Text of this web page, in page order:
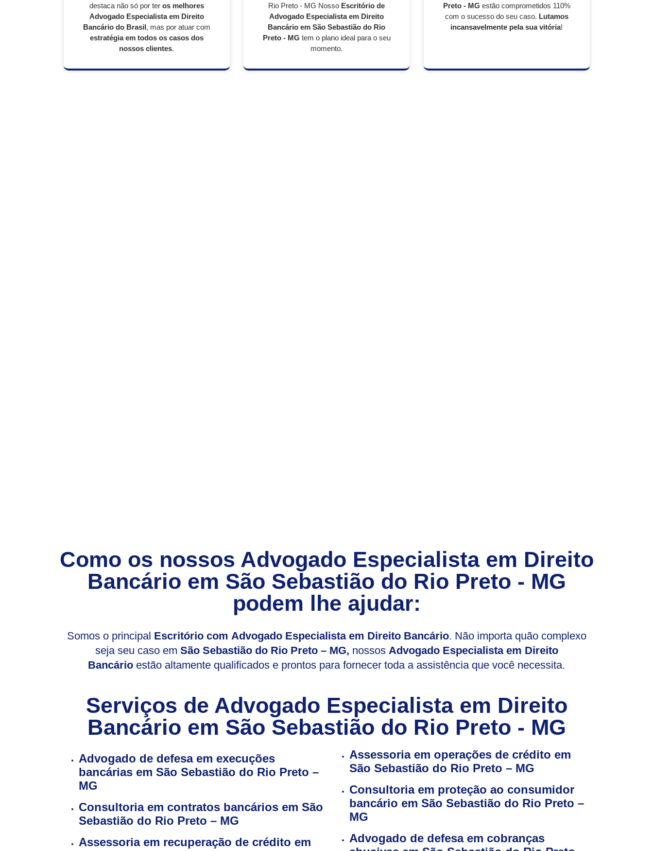
destaca não só por ter os melhores
Advogado Especialista em Direito
Bancário do Brasil, mas por atuar com
estratégia em todos os casos dos
nossos clientes.
Rio Preto - MG Nosso Escritório de
Advogado Especialista em Direito
Bancário em São Sebastião do Rio
Preto - MG tem o plano ideal para o seu
momento.
Preto - MG estão comprometidos 110%
com o sucesso do seu caso. Lutamos
incansavelmente pela sua vitória!
Como os nossos Advogado Especialista em Direito
Bancário em São Sebastião do Rio Preto - MG
podem lhe ajudar:
Somos o principal Escritório com Advogado Especialista em Direito Bancário. Não importa quão complexo
seja seu caso em São Sebastião do Rio Preto – MG, nossos Advogado Especialista em Direito
Bancário estão altamente qualificados e prontos para fornecer toda a assistência que você necessita.
Serviços de Advogado Especialista em Direito
Bancário em São Sebastião do Rio Preto - MG
Advogado de defesa em execuções
bancárias em São Sebastião do Rio Preto –
MG
Consultoria em contratos bancários em São
Sebastião do Rio Preto – MG
Assessoria em recuperação de crédito em
Assessoria em operações de crédito em
São Sebastião do Rio Preto – MG
Consultoria em proteção ao consumidor
bancário em São Sebastião do Rio Preto –
MG
Advogado de defesa em cobranças